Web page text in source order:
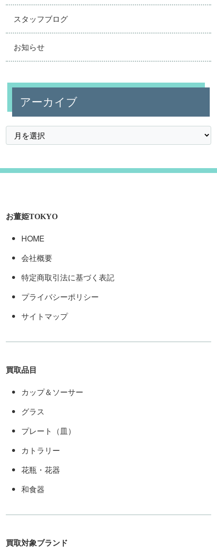
スタッフブログ
お知らせ
アーカイブ
お董姫TOKYO
HOME
会社概要
特定商取引法に基づく表記
プライバシーポリシー
サイトマップ
買取品目
カップ＆ソーサー
グラス
プレート（皿）
カトラリー
花瓶・花器
和食器
買取対象ブランド